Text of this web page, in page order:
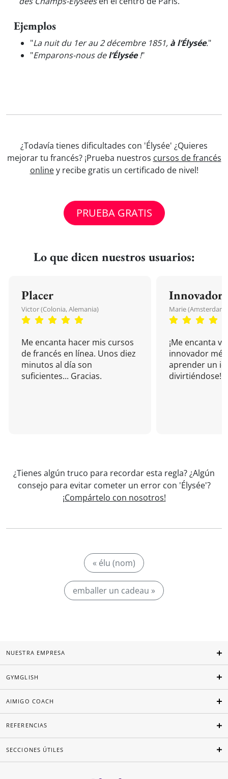
Ejemplos
"La nuit du 1er au 2 décembre 1851, à l’Élysée."
"Emparons-nous del’Élysée!"
¿Todavía tienes dificultades con 'Élysée' ¿Quieres
mejorar tu francés? ¡Prueba nuestros cursos de francés
onliney recibe gratis un certificado de nivel!
PRUEBA GRATIS
Lo que dicen nuestros usuarios:
Placer
Victor (Colonia, Alemania)
Me encanta hacer mis cursos
de francés en línea. Unos diez
minutos al día son
suficientes... Gracias.
Innovador
Marie (Amsterdam,
¡Me encanta
innovador
aprender un
divirtiéndose!
¿Tienes algún truco para recordar esta regla? ¿Algún
consejo para evitar cometer un error con 'Élysée'?
¡Compártelo con nosotros!
« élu (nom)
emballer un cadeau »
NUESTRA EMPRESA
GYMGLISH
AIMIGO COACH
REFERENCIAS
SECCIONES ÚTILES